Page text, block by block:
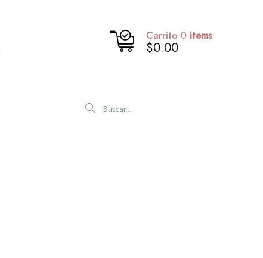
Carrito 0 items
$0.00